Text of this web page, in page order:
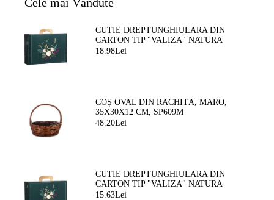
CUTIE DREPTUNGHIULARA DIN
CARTON TIP "VALIZA" NATURA
FERMECATA VERDE/AURIE, 34,2 X
18.98Lei
COȘ OVAL DIN RĂCHITĂ, MARO,
35X30X12 CM, SP609M
48.20Lei
CUTIE DREPTUNGHIULARA DIN
CARTON TIP "VALIZA" NATURA
FERMEATA VERDE/AURIE, 33,0 X 18,5
15.63Lei